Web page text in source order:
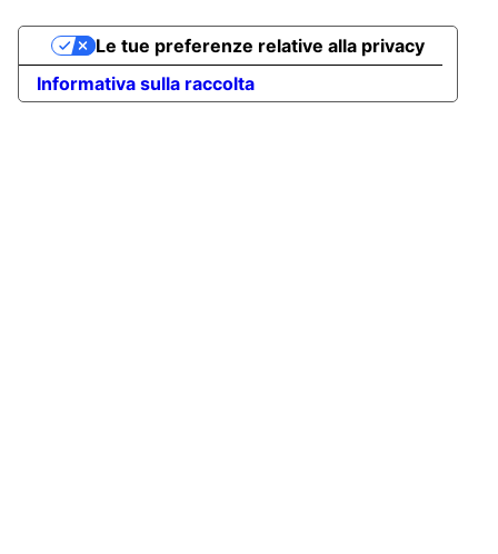
Informativa sulla raccolta
Le tue preferenze relative alla privacy